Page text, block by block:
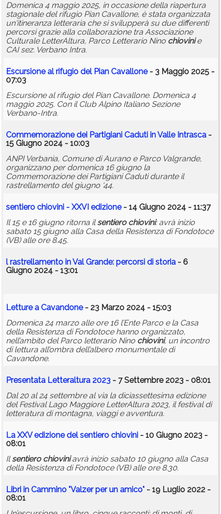
Domenica 4 maggio 2025, in occasione della riapertura
stagionale del rifugio Pian Cavallone, è stata organizzata
un'itineranza letteraria che si svilupperà su due differenti
percorsi grazie alla collaborazione tra Associazione
Culturale LetterAltura, Parco Letterario Nino chiovinie
CAI sez. Verbano Intra.
Escursione al rifugio del Pian Cavallone- 3 Maggio 2025 -
07:03
Escursione al rifugio del Pian Cavallone. Domenica 4
maggio 2025. Con il Club Alpino Italiano Sezione
Verbano-Intra.
Commemorazione dei Partigiani Caduti in Valle Intrasca -
15 Giugno 2024 - 10:03
ANPI Verbania, Comune di Aurano e Parco Valgrande,
organizzano per domenica 16 giugno la
Commemorazione dei Partigiani Caduti durante il
rastrellamento del giugno '44.
sentiero chiovini - XXVI edizione- 14 Giugno 2024 - 11:37
Il 15 e 16 giugno ritorna ilsentiero chiovini: avrà inizio
sabato 15 giugno alla Casa della Resistenza di Fondotoce
(VB) alle ore 8.45.
l rastrellamento in Val Grande: percorsi di storia - 6
Giugno 2024 - 13:01
Letture a Cavandone- 23 Marzo 2024 - 15:03
Domenica 24 marzo alle ore 16 l’Ente Parco e la Casa
della Resistenza di Fondotoce hanno organizzato,
nell’ambito del Parco letterario Nino chiovini, un incontro
di lettura all’ombra dell’albero monumentale di
Cavandone.
Presentata Letteraltura 2023 - 7 Settembre 2023 - 08:01
Dal 20 al 24 settembre al via la diciassettesima edizione
del Festival Lago Maggiore LetterAltura 2023, il festival di
letteratura di montagna, viaggi e avventura.
La XXV edizione delsentiero chiovini - 10 Giugno 2023 -
08:01
Ilsentiero chioviniavrà inizio sabato 10 giugno alla Casa
della Resistenza di Fondotoce (VB) alle ore 8.30.
Libri in Cammino "Valzer per un amico" - 19 Luglio 2022 -
08:01